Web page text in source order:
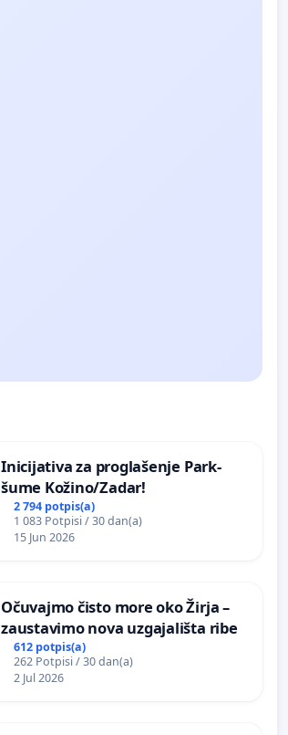
Inicijativa za proglašenje Park-
šume Kožino/Zadar!
2 794 potpis(a)
1 083 Potpisi / 30 dan(a)
15 Jun 2026
Očuvajmo čisto more oko Žirja –
zaustavimo nova uzgajališta ribe
612 potpis(a)
262 Potpisi / 30 dan(a)
2 Jul 2026